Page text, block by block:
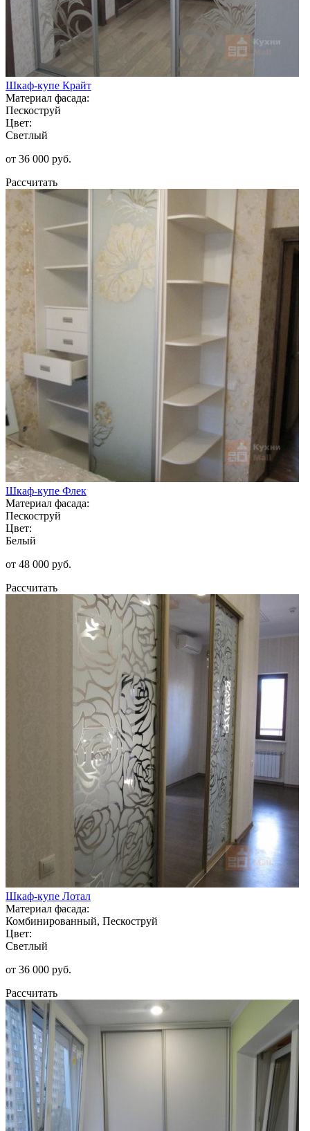
Шкаф-купе Крайт
Материал фасада:
Пескоструй
Цвет:
Светлый
от 36 000 руб.
Рассчитать
Шкаф-купе Флек
Материал фасада:
Пескоструй
Цвет:
Белый
от 48 000 руб.
Рассчитать
Шкаф-купе Лотал
Материал фасада:
Комбинированный, Пескоструй
Цвет:
Светлый
от 36 000 руб.
Рассчитать